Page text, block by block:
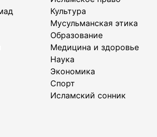
Культура
Мусульманская этика
Образование
Медицина и здоровье
Наука
Экономика
Спорт
Исламский сонник